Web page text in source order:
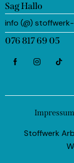
Sag Hallo
info (@)
076 817 69 05
Impressum
Stoffwerk